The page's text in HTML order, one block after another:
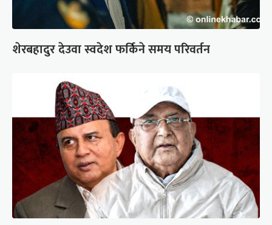
शेरबहादुर देउवा स्वदेश फर्किने समय परिवर्तन